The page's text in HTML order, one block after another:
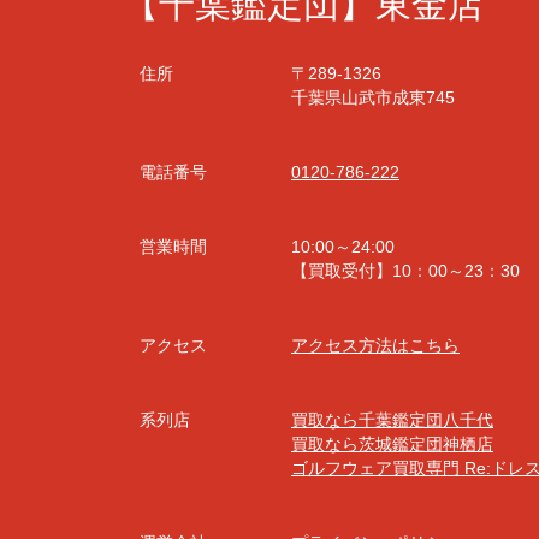
住所
〒289-1326
千葉県山武市成東745
電話番号 0120-786-222
営業時間
10:00～24:00
【買取受付】10：00～23：30
アクセス アクセス方法はこちら
系列店
買取なら千葉鑑定団八千代
買取なら茨城鑑定団神栖店
ゴルフウェア買取専門 Re:ドレ